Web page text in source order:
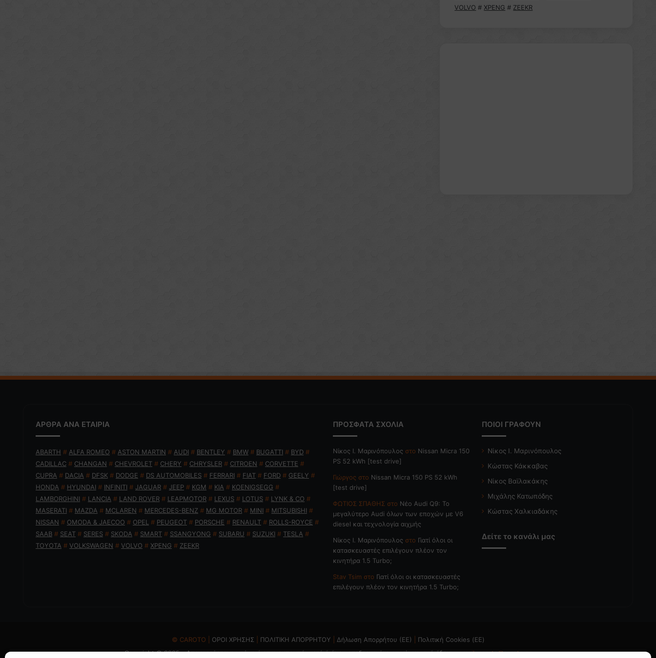
VOLVO # XPENG # ZEEKR
ΑΡΘΡΑ ΑΝΑ ΕΤΑΙΡΙΑ
ABARTH # ALFA ROMEO # ASTON MARTIN # AUDI # BENTLEY # BMW # BUGATTI # BYD #
CADILLAC # CHANGAN # CHEVROLET # CHERY # CHRYSLER # CITROEN # CORVETTE #
CUPRA # DACIA # DFSK # DODGE # DS AUTOMOBILES # FERRARI # FIAT # FORD # GEELY #
HONDA # HYUNDAI # INFINITI # JAGUAR # JEEP # KGM # KIA # KOENIGSEGG #
LAMBORGHINI # LANCIA # LAND ROVER # LEAPMOTOR # LEXUS # LOTUS # LYNK & CO #
MASERATI # MAZDA # MCLAREN # MERCEDES-BENZ # MG MOTOR # MINI # MITSUBISHI #
NISSAN # OMODA & JAECOO # OPEL # PEUGEOT # PORSCHE # RENAULT # ROLLS-ROYCE #
SAAB # SEAT # SERES # SKODA # SMART # SSANGYONG # SUBARU # SUZUKI # TESLA #
TOYOTA # VOLKSWAGEN # VOLVO # XPENG # ZEEKR
ΠΡΟΣΦΑΤΑ ΣΧΟΛΙΑ
Nίκος Ι. Mαρινόπουλος στο Nissan Micra 150
PS 52 kWh [test drive]
Γιώργος στο Nissan Micra 150 PS 52 kWh
[test drive]
ΦΩΤΙΟΣ ΣΠΑΘΗΣ στο Νέο Audi Q9: Το
μεγαλύτερο Audi όλων των εποχών με V6
diesel και τεχνολογία αιχμής
Nίκος Ι. Mαρινόπουλος στο Γιατί όλοι οι
κατασκευαστές επιλέγουν πλέον τον
κινητήρα 1.5 Turbo;
Stav Tsim στο Γιατί όλοι οι κατασκευαστές
επιλέγουν πλέον τον κινητήρα 1.5 Turbo;
ΠΟΙΟΙ ΓΡΑΦΟΥΝ
Νίκος Ι. Μαρινόπουλος
Κώστας Κάκκαβας
Νίκος Βαϊλακάκης
Μιχάλης Κατωπόδης
Κώστας Χαλκιαδάκης
Δείτε το κανάλι μας
© CAROTO | ΟΡΟΙ ΧΡΗΣΗΣ ΠΟΛΙΤΙΚΗ ΑΠΟΡΡΗΤΟΥ Δήλωση Απορρήτου (ΕΕ)
Πολιτική Cookies (ΕΕ)
Copyright © 2025 - Απαγορεύεται η χρήση ή επανεκπομπή, μετά ή άνευ επεξεργασίας, χωρίς γραπτή άδεια- email: caroto@caroto.gr